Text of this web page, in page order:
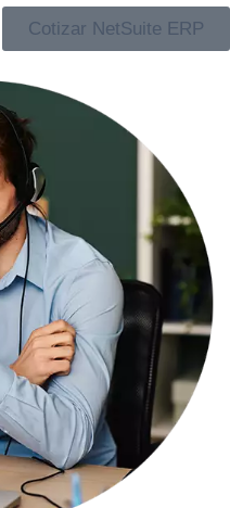
Cotizar NetSuite ERP